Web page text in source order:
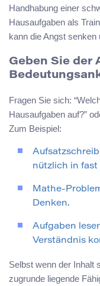
Handhabung einer
Hausaufgaben als
kann die Angst senken
Geben Sie der
Fragen Sie sich:
Hausaufgaben auf?”
Zum Beispiel:
nützlich in fast
Mathe-
Denken.
Aufgaben
Verständnis
Selbst wenn der Inhalt
zugrunde liegende